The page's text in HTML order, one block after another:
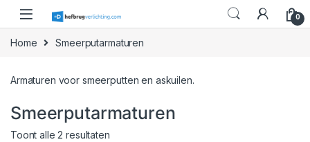
Skip to navigation
Skip to content
0
Home Smeerputarmaturen
Armaturen voor smeerputten en askuilen.
Smeerputarmaturen
Toont alle 2 resultaten